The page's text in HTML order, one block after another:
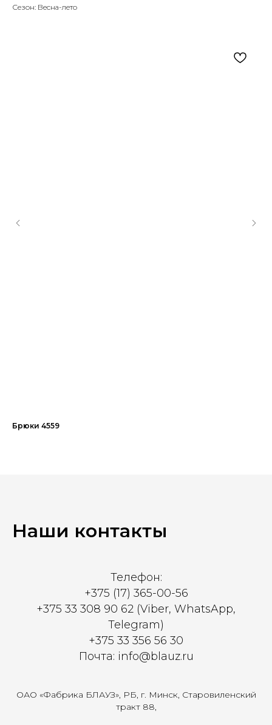
Сезон: Весна-лето
Брюки 4559
Наши контакты
Телефон:
+375 (17) 365-00-56
+375 33 308 90 62 (Viber, WhatsApp,
Telegram)
+375 33 356 56 30
Почта: info@blauz.ru
ОАО «Фабрика БЛАУЗ», РБ, г. Минск, Старовиленский
тракт 88,